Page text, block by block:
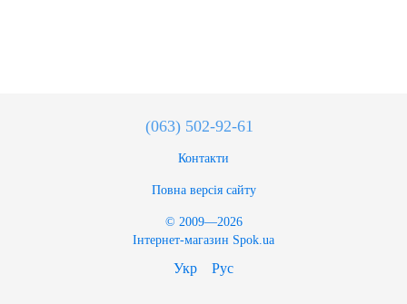
(063) 502-92-61
Контакти
Повна версія сайту
© 2009—2026
Інтернет-магазин Spok.ua
Укр Рус